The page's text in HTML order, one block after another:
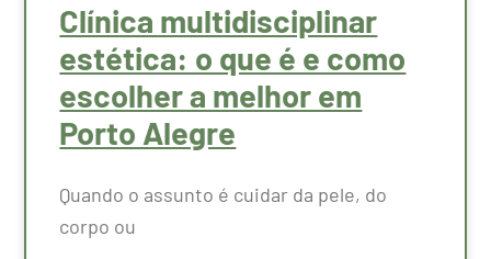
Clínica multidisciplinar
estética: o que é e como
escolher a melhor em
Porto Alegre
Quando o assunto é cuidar da pele, do
corpo ou